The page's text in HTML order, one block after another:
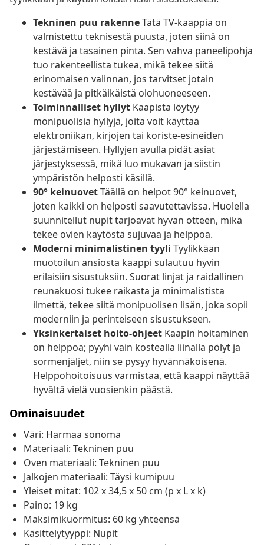
Tekninen puu rakenneTätä TV-kaappia on
valmistettu teknisestä puusta, joten siinä on
kestävä ja tasainen pinta. Sen vahva paneelipohja
tuo rakenteellista tukea, mikä tekee siitä
erinomaisen valinnan, jos tarvitset jotain
kestävää ja pitkäikäistä olohuoneeseen.
Toiminnalliset hyllyt Kaapista löytyy
monipuolisia hyllyjä, joita voit käyttää
elektroniikan, kirjojen tai koriste-esineiden
järjestämiseen. Hyllyjen avulla pidät asiat
järjestyksessä, mikä luo mukavan ja siistin
ympäristön helposti käsillä.
90° keinuovetTäällä on helpot 90° keinuovet,
joten kaikki on helposti saavutettavissa. Huolella
suunnitellut nupit tarjoavat hyvän otteen, mikä
tekee ovien käytöstä sujuvaa ja helppoa.
Moderni minimalistinen tyyli Tyylikkään
muotoilun ansiosta kaappi sulautuu hyvin
erilaisiin sisustuksiin. Suorat linjat ja raidallinen
reunakuosi tukee raikasta ja minimalistista
ilmettä, tekee siitä monipuolisen lisän, joka sopii
moderniin ja perinteiseen sisustukseen.
Yksinkertaiset hoito-ohjeet Kaapin hoitaminen
on helppoa; pyyhi vain kostealla liinalla pölyt ja
sormenjäljet, niin se pysyy hyvännäköisenä.
Helppohoitoisuus varmistaa, että kaappi näyttää
hyvältä vielä vuosienkin päästä.
Ominaisuudet
Väri: Harmaa sonoma
Materiaali: Tekninen puu
Oven materiaali: Tekninen puu
Jalkojen materiaali: Täysi kumipuu
Yleiset mitat: 102 x 34,5 x 50 cm (p x L x k)
Paino: 19 kg
Maksimikuormitus: 60 kg yhteensä
Käsittelytyyppi: Nupit